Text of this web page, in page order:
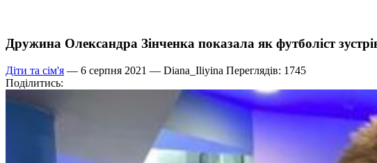
Дружина Олександра Зінченка показала як футболіст
Діти та сім'я — 6 серпня 2021 — Diana_Iliyina Переглядів: 1745
Поділитись: